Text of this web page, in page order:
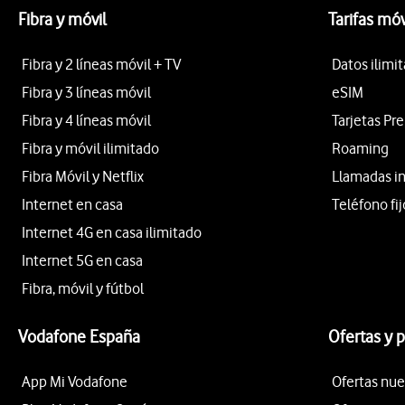
Fibra y móvil
Fibra y 2 líneas móvil + TV
Fibra y 3 líneas móvil
Fibra y 4 líneas móvil
Fibra y móvil ilimitado
Fibra Móvil y Netflix
Internet en casa
Internet 4G en casa ilimitado
Internet 5G en casa
Fibra, móvil y fútbol
Tarifas
Datos
eSIM
Tarjetas
Roaming
Llamadas
Teléfono
Vodafone España
App Mi Vodafone
Ofertas y
Ofertas